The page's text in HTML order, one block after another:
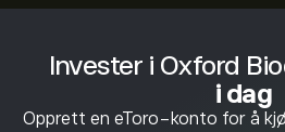
Invester i Oxford
i dag
Opprett en eToro-konto for å